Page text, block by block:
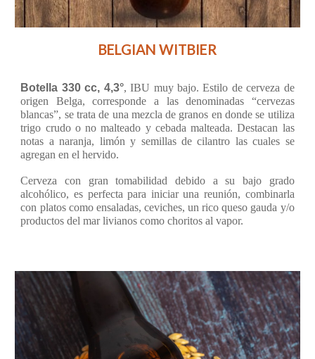
BELGIAN WITBIER
Botella 330 cc, 4,3°, IBU muy bajo. Estilo de cerveza de
origen Belga, corresponde a las denominadas “cervezas
blancas”, se trata de una mezcla de granos en donde se utiliza
trigo crudo o no malteado y cebada malteada. Destacan las
notas a naranja, limón y semillas de cilantro las cuales se
agregan en el hervido.
Cerveza con gran tomabilidad debido a su bajo grado
alcohólico, es perfecta para iniciar una reunión, combinarla
con platos como ensaladas, ceviches, un rico queso gauda y/o
productos del mar livianos como choritos al vapor.